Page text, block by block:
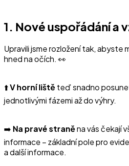
1. Nové uspořádání a
Upravili jsme rozložení tak, abyste
hned na očích. 👀
⬆️V horní lištěteď snadno
jednotlivými fázemi až do výhry.
➡️ Na pravé straněna vás čekají
informace – základní pole pro
a další informace.